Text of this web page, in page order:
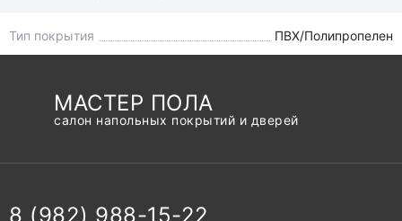
Тип покрытия ПВХ/Полипропелен
МАСТЕР ПОЛА
салон напольных покрытий и дверей
8 (982) 988-15-22